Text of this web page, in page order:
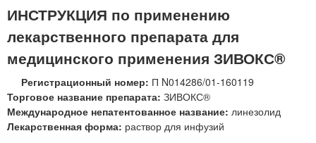
К
С
т
а
б
л
е
ИНСТРУКЦИЯ по применению
лекарственного препарата для
медицинского применения ЗИВОКС®
Регистрационный номер: П N014286/01-160119
Торговое название препарата: ЗИВОКС®
Международное непатентованное название: линезолид
Лекарственная форма: раствор для инфузий